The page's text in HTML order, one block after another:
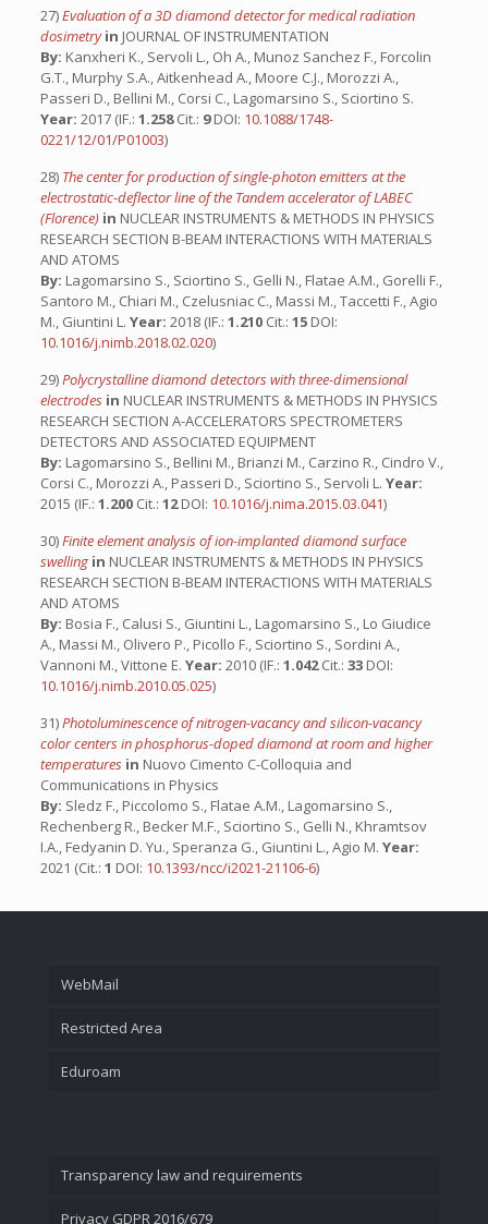
27)Evaluation of a 3D diamond detector for medical radiation
dosimetryin JOURNAL OF INSTRUMENTATION
By: Kanxheri K., Servoli L., Oh A., Munoz Sanchez F., Forcolin
G.T., Murphy S.A., Aitkenhead A., Moore C.J., Morozzi A.,
Passeri D., Bellini M., Corsi C., Lagomarsino S., Sciortino S.
Year: 2017 (IF.: 1.258Cit.: 9DOI: 10.1088/1748-
0221/12/01/P01003)
28) The center for production of single-photon emitters at the
electrostatic-deflector line of the Tandem accelerator of LABEC
(Florence) in NUCLEAR INSTRUMENTS & METHODS IN PHYSICS
RESEARCH SECTION B-BEAM INTERACTIONS WITH MATERIALS
AND ATOMS
By: Lagomarsino S., Sciortino S., Gelli N., Flatae A.M., Gorelli F.,
Santoro M., Chiari M., Czelusniac C., Massi M., Taccetti F., Agio
M., Giuntini L. Year: 2018 (IF.: 1.210 Cit.: 15 DOI:
10.1016/j.nimb.2018.02.020)
29)Polycrystalline diamond detectors with three-dimensional
electrodes in NUCLEAR INSTRUMENTS & METHODS IN PHYSICS
RESEARCH SECTION A-ACCELERATORS SPECTROMETERS
DETECTORS AND ASSOCIATED EQUIPMENT
By: Lagomarsino S., Bellini M., Brianzi M., Carzino R., Cindro V.,
Corsi C., Morozzi A., Passeri D., Sciortino S., Servoli L. Year:
2015 (IF.: 1.200 Cit.: 12DOI: 10.1016/j.nima.2015.03.041)
30)Finite element analysis of ion-implanted diamond surface
swelling in NUCLEAR INSTRUMENTS & METHODS IN PHYSICS
RESEARCH SECTION B-BEAM INTERACTIONS WITH MATERIALS
AND ATOMS
By: Bosia F., Calusi S., Giuntini L., Lagomarsino S., Lo Giudice
A., Massi M., Olivero P., Picollo F., Sciortino S., Sordini A.,
Vannoni M., Vittone E. Year: 2010 (IF.: 1.042Cit.: 33 DOI:
10.1016/j.nimb.2010.05.025)
31)Photoluminescence of nitrogen-vacancy and silicon-vacancy
color centers in phosphorus-doped diamond at room and higher
temperatures in Nuovo Cimento C-Colloquia and
Communications in Physics
By: Sledz F., Piccolomo S., Flatae A.M., Lagomarsino S.,
Rechenberg R., Becker M.F., Sciortino S., Gelli N., Khramtsov
I.A., Fedyanin D. Yu., Speranza G., Giuntini L., Agio M. Year:
2021 (Cit.: 1 DOI: 10.1393/ncc/i2021-21106-6)
WebMail
Restricted Area
Eduroam
Transparency law and requirements
Privacy GDPR 2016/679